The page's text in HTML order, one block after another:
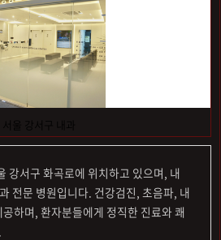
서울 강서구 내과
강서구 화곡로에 위치하고 있으며, 내
전문 병원입니다. 건강검진, 초음파, 내
하며, 환자분들에게 정직한 진료와 쾌